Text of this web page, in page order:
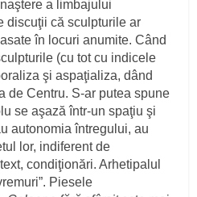
a limbajului
discuţii că sculpturile ar
în locuri anumite. Când
(cu tot cu indicele
şi aspaţializa, dând
de Centru. S-ar putea spune
se aşază într-un spaţiu şi
autonomia întregului, au
lor, indiferent de
condiţionări. Arhetipalul
Piesele